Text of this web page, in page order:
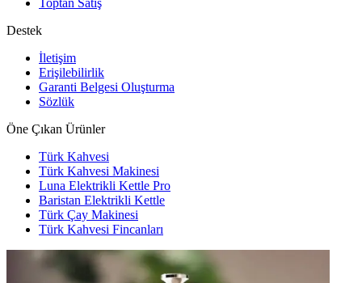
Destek
İletişim
Erişilebilirlik
Garanti Belgesi Oluşturma
Sözlük
Öne Çıkan Ürünler
Türk Kahvesi
Türk Kahvesi Makinesi
Luna Elektrikli Kettle Pro
Baristan Elektrikli Kettle
Türk Çay Makinesi
Türk Kahvesi Fincanları